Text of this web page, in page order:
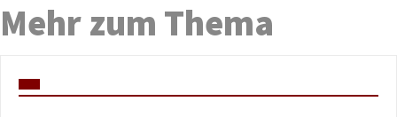
Mehr zum Thema